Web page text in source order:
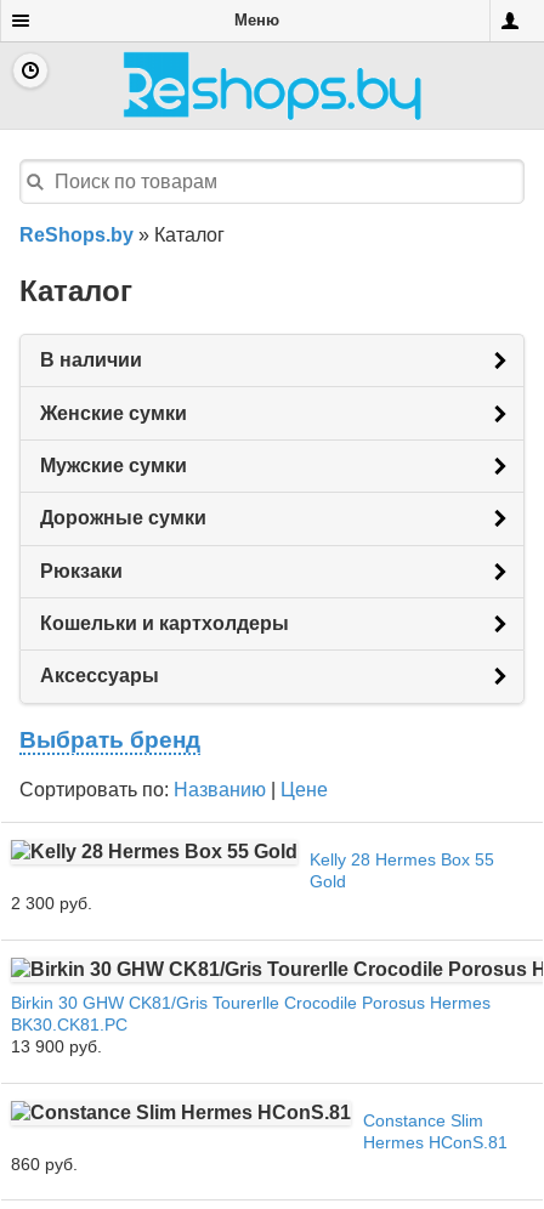
Меню
ReShops.by » Каталог
Каталог
В наличии
Женские сумки
Мужские сумки
Дорожные сумки
Рюкзаки
Кошельки и картхолдеры
Аксессуары
Выбрать бренд
Сортировать по: Названию Цене
Kelly 28 Hermes Box 55
Gold
2 300 руб.
Birkin 30 GHW CK81/Gris Tourerlle Crocodile Porosus Hermes
BK30.CK81.PC
13 900 руб.
Constance Slim
Hermes HConS.81
860 руб.